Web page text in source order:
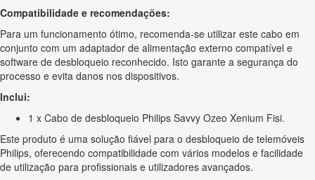
Compatibilidade e recomendações:
Para um funcionamento ótimo, recomenda-se utilizar este cabo em
conjunto com um adaptador de alimentação externo compatível e
software de desbloqueio reconhecido. Isto garante a segurança do
processo e evita danos nos dispositivos.
Inclui:
1 x Cabo de desbloqueio Philips Savvy Ozeo Xenium Fisi.
Este produto é uma solução fiável para o desbloqueio de telemóveis
Philips, oferecendo compatibilidade com vários modelos e facilidade
de utilização para profissionais e utilizadores avançados.